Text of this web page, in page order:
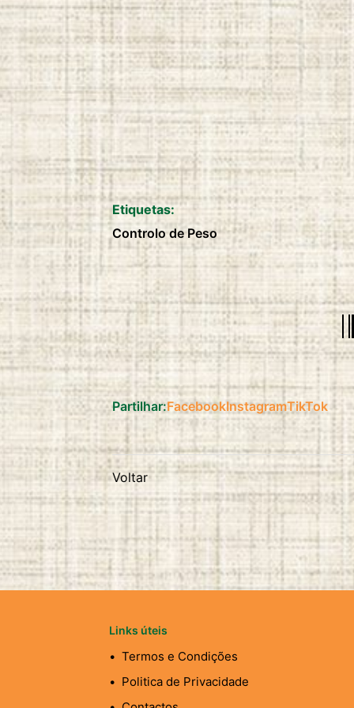
Etiquetas:
Controlo de Peso
Partilhar:FacebookInstagramTikTok
Voltar
Links úteis
Termos e Condições
Politica de Privacidade
duration:
2 anos